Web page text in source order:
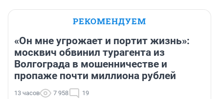
РЕКОМЕНДУЕМ
«Он мне угрожает и портит жизнь»:
москвич обвинил турагента из
Волгограда в мошенничестве и
пропаже почти миллиона рублей
13 часов 7 958 19